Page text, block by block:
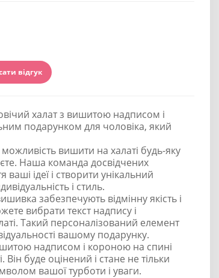
відгук
халат з вишитою надписом і
подарунком для чоловіка, який
вишити на халаті будь-яку
Наша команда досвідчених
ідеї і створити унікальний
і стиль.
забезпечують відмінну якість і
вибрати текст надпису і
Такий персоналізований елемент
вашому подарунку.
надписом і короною на спині
буде оцінений і стане не тільки
вашої турботи і уваги.